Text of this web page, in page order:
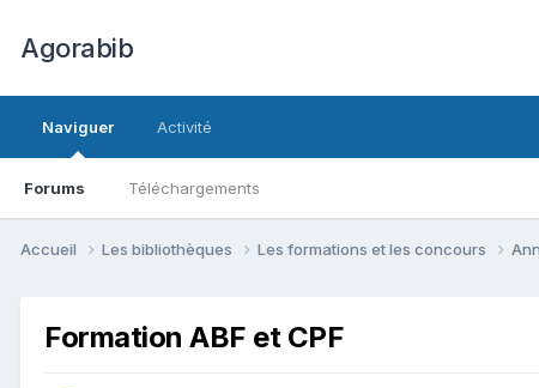
Agorabib
Naviguer
Forums Téléchargements
Activité
Accueil Les bibliothèques Les formations et les concours
Formation ABF et CPF